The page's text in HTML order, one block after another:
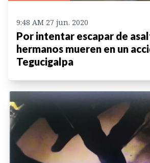
9:48 AM 27 jun. 2020
Por intentar escapar de
hermanos mueren en un
Tegucigalpa